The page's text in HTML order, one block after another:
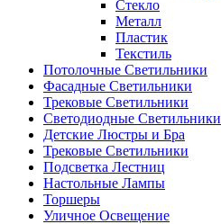
Стекло
Металл
Пластик
Текстиль
Потолочные Светильники
Фасадные Светильники
Трековые Светильники
Светодиодные Светильники
Детские Люстры и Бра
Трековые Светильники
Подсветка Лестниц
Настольные Лампы
Торшеры
Уличное Освещение